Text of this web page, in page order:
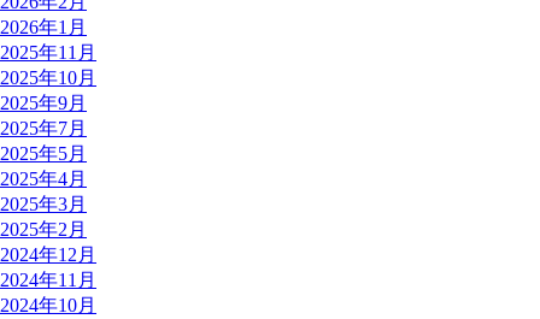
2026年1月
2025年11月
2025年10月
2025年9月
2025年7月
2025年5月
2025年4月
2025年3月
2025年2月
2024年12月
2024年11月
2024年10月